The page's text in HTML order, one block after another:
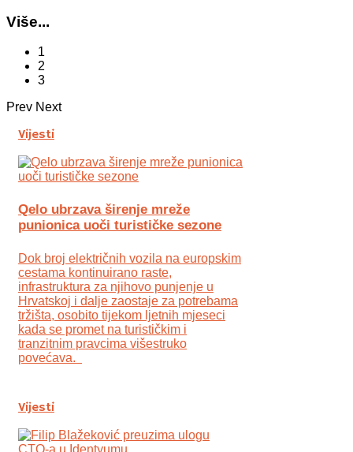
Više...
1
2
3
Prev Next
Vijesti
Qelo ubrzava širenje mreže
punionica uoči turističke sezone
Dok broj električnih vozila na europskim
cestama kontinuirano raste,
infrastruktura za njihovo punjenje u
Hrvatskoj i dalje zaostaje za potrebama
tržišta, osobito tijekom ljetnih mjeseci
kada se promet na turističkim i
tranzitnim pravcima višestruko
povećava.
Vijesti